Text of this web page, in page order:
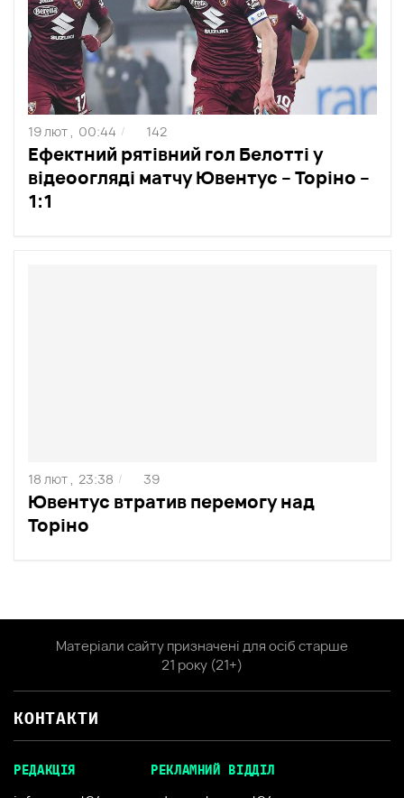
Ефектний рятівний гол Белотті у
відеоогляді матчу Ювентус – Торіно –
1:1
19 лют , 00:44 / 142
Ювентус втратив перемогу над
Торіно
18 лют , 23:38 / 39
Матеріали сайту призначені для осіб старше
21 року (21+)
КОНТАКТИ
РЕДАКЦІЯ РЕКЛАМНИЙ ВІДДІЛ